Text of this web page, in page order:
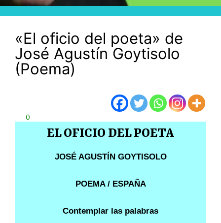
«El oficio del poeta» de
José Agustín Goytisolo
(Poema)
0
EL OFICIO DEL POETA
JOSÉ AGUSTÍN GOYTISOLO
POEMA / ESPAÑA
Contemplar las palabras